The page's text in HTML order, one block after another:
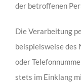
der betroffenen
Die Verarbeitung
beispielsweise des
oder
stets im Einklang